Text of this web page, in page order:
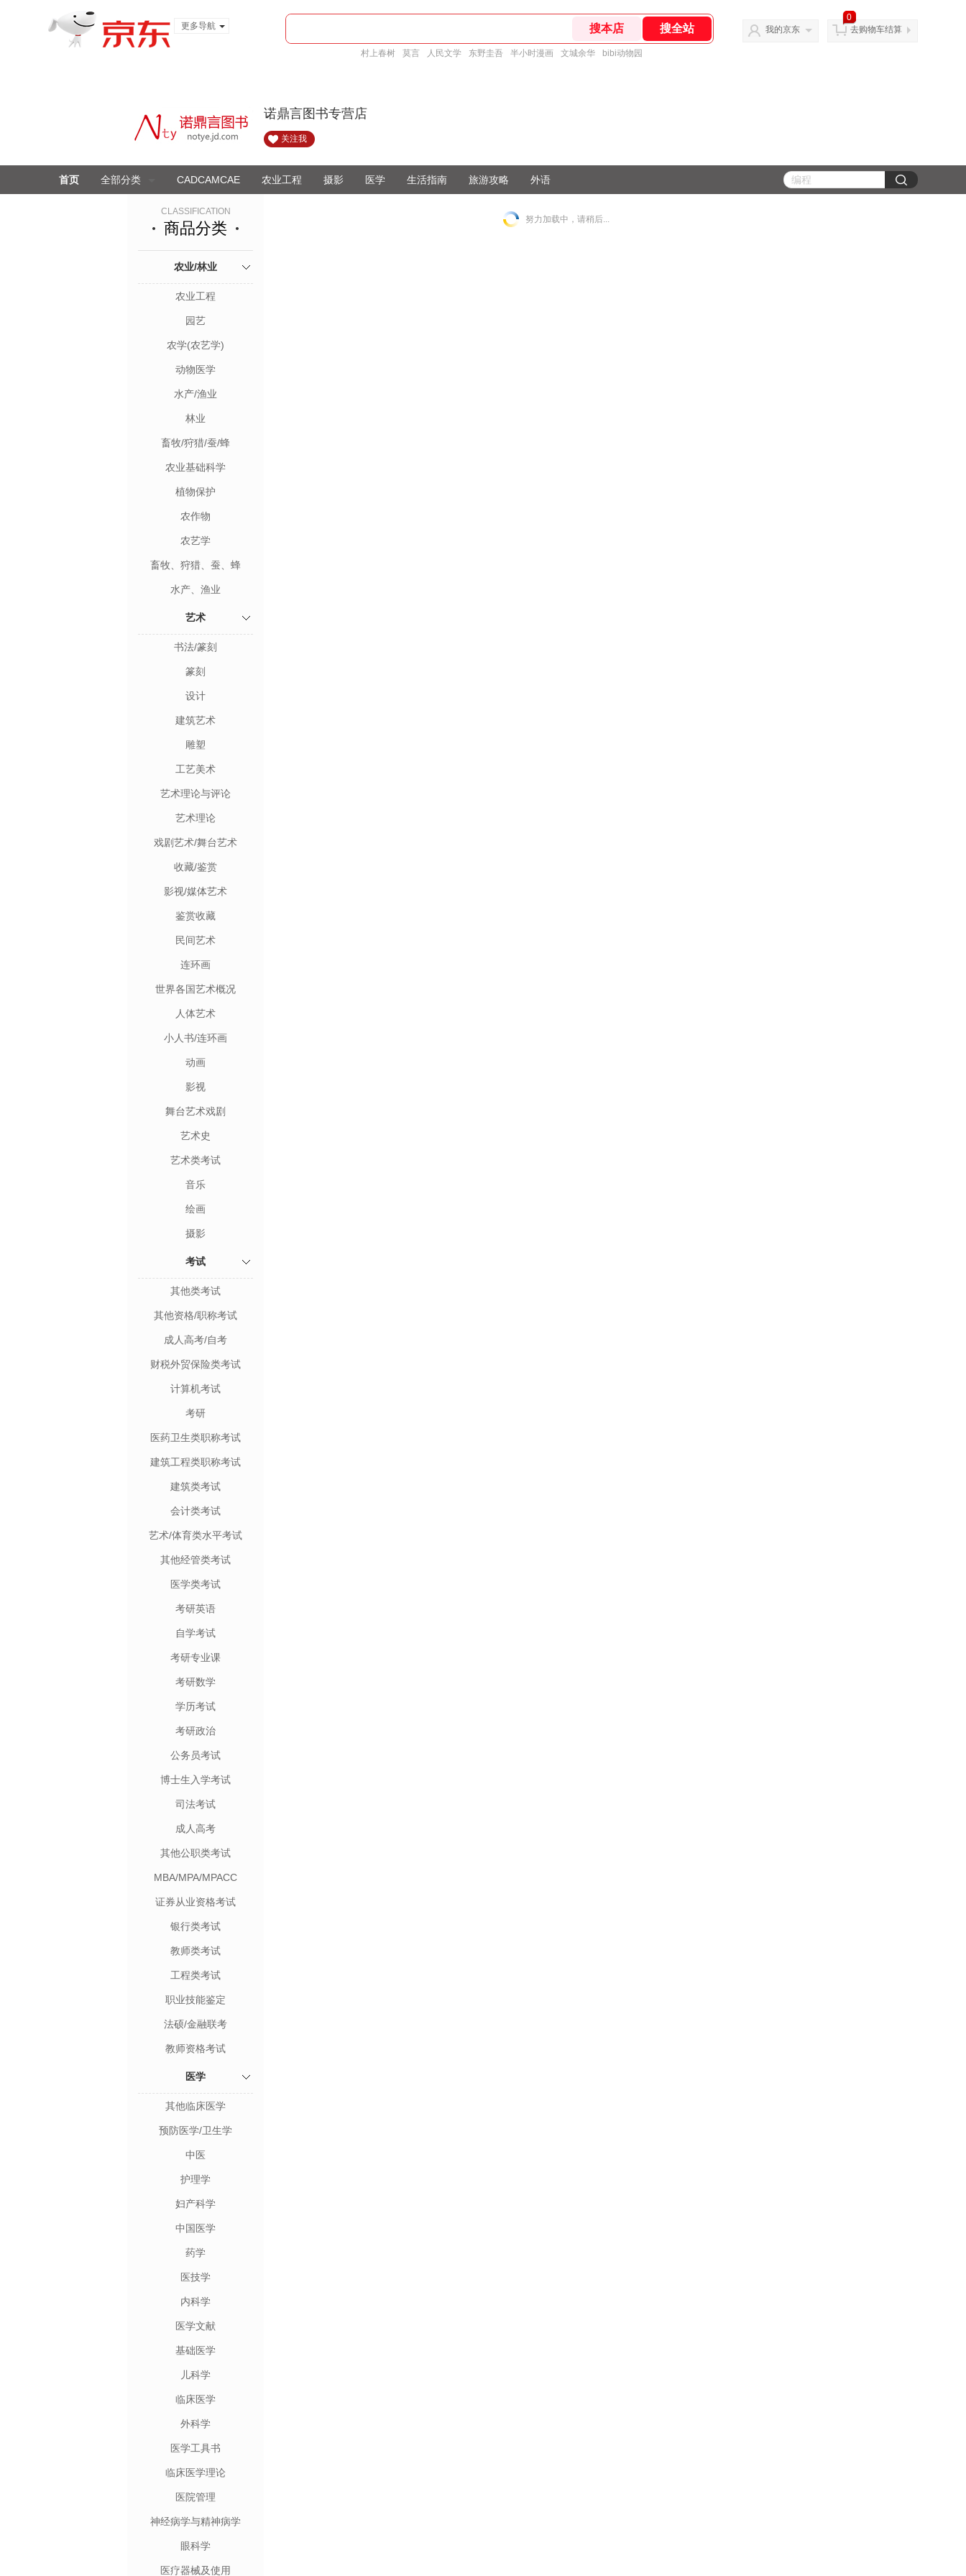
更多导航
村上春树 莫言 人民文学 东野圭吾 半小时漫画 文城余华 bibi动物园
我的京东
0
去购物车结算
诺鼎言图书专营店
关注我
首页 全部分类 CADCAMCAE 农业工程 摄影 医学 生活指南 旅游攻略 外语
CLASSIFICATION
商品分类
农业/林业
农业工程
园艺
农学(农艺学)
动物医学
水产/渔业
林业
畜牧/狩猎/蚕/蜂
农业基础科学
植物保护
农作物
农艺学
畜牧、狩猎、蚕、蜂
水产、渔业
艺术
书法/篆刻
篆刻
设计
建筑艺术
雕塑
工艺美术
艺术理论与评论
艺术理论
戏剧艺术/舞台艺术
收藏/鉴赏
影视/媒体艺术
鉴赏收藏
民间艺术
连环画
世界各国艺术概况
人体艺术
小人书/连环画
动画
影视
舞台艺术戏剧
艺术史
艺术类考试
音乐
绘画
摄影
考试
其他类考试
其他资格/职称考试
成人高考/自考
财税外贸保险类考试
计算机考试
考研
医药卫生类职称考试
建筑工程类职称考试
建筑类考试
会计类考试
艺术/体育类水平考试
其他经管类考试
医学类考试
考研英语
自学考试
考研专业课
考研数学
学历考试
考研政治
公务员考试
博士生入学考试
司法考试
成人高考
其他公职类考试
MBA/MPA/MPACC
证券从业资格考试
银行类考试
教师类考试
工程类考试
职业技能鉴定
法硕/金融联考
教师资格考试
医学
其他临床医学
预防医学/卫生学
中医
护理学
妇产科学
中国医学
药学
医技学
内科学
医学文献
基础医学
儿科学
临床医学
外科学
医学工具书
临床医学理论
医院管理
神经病学与精神病学
眼科学
医疗器械及使用
努力加载中，请稍后...